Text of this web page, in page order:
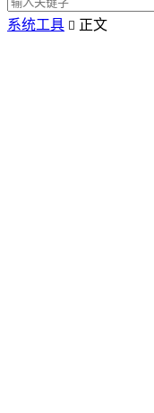
系统工具  正文